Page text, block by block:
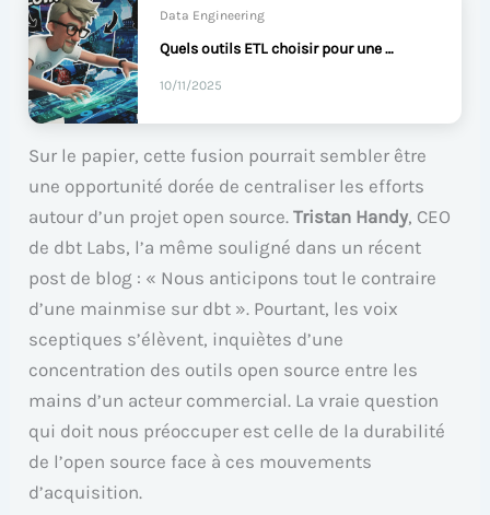
Data Engineering
Quels outils ETL choisir pour une petite entreprise ?
10/11/2025
Sur le papier, cette fusion pourrait sembler être
une opportunité dorée de centraliser les efforts
autour d’un projet open source.Tristan Handy, CEO
de dbt Labs, l’a même souligné dans un récent
post de blog : « Nous anticipons tout le contraire
d’une mainmise sur dbt ». Pourtant, les voix
sceptiques s’élèvent, inquiètes d’une
concentration des outils open source entre les
mains d’un acteur commercial. La vraie question
qui doit nous préoccuper est celle de la durabilité
de l’open source face à ces mouvements
d’acquisition.